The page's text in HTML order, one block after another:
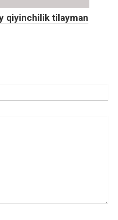
qiyinchilik tilayman